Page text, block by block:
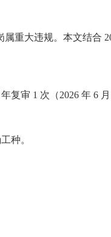
重大违规。本文结合
审 1 次（2026 年 6 月
种。